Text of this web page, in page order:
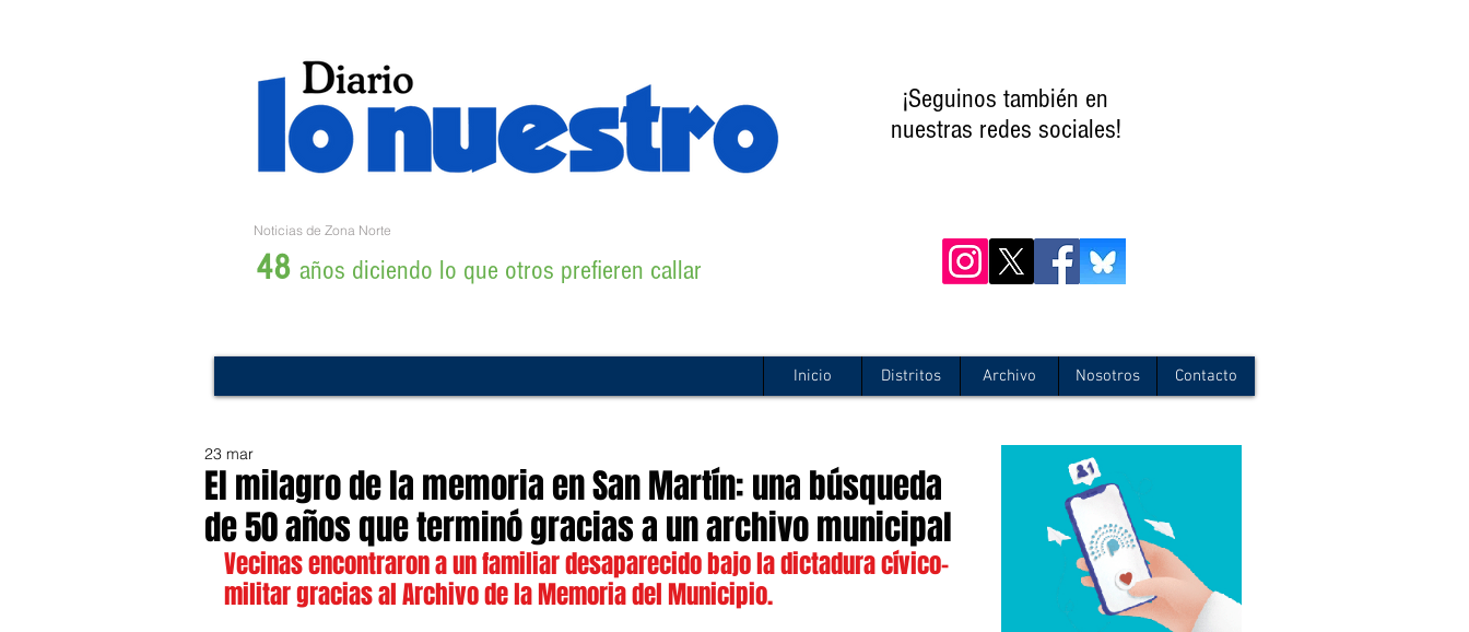
¡Seguinos también en
nuestras redes sociales!
Noticias de Zona Norte
48 años diciendo lo que otros prefieren callar
Inicio Distritos Archivo Nosotros Contacto
El milagro de la memoria en San Martín: una búsqueda
de 50 años que terminó gracias a un archivo municipal
23 mar
Vecinas encontraron a un familiar desaparecido bajo la dictadura cívico-
militar gracias al Archivo de la Memoria del Municipio.